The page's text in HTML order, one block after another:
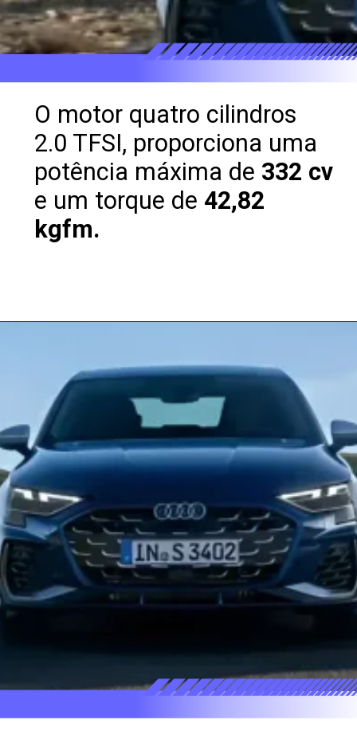
O motor quatro cilindros
2.0 TFSI, proporciona uma
potência máxima de 332 cv
e um torque de 42,82
kgfm.